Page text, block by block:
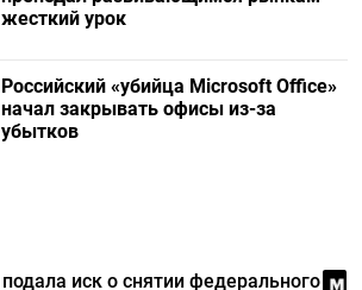
жесткий урок
Российский «убийца Microsoft Office»
начал закрывать офисы из-за
убытков